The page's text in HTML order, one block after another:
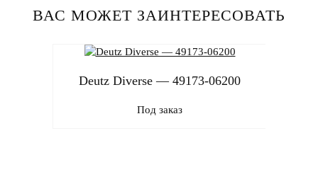
ВАС МОЖЕТ ЗАИНТЕРЕСОВАТЬ
Deutz Diverse — 49173-06200
Под заказ